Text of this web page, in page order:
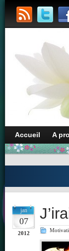
Accueil A
jan
07
2012